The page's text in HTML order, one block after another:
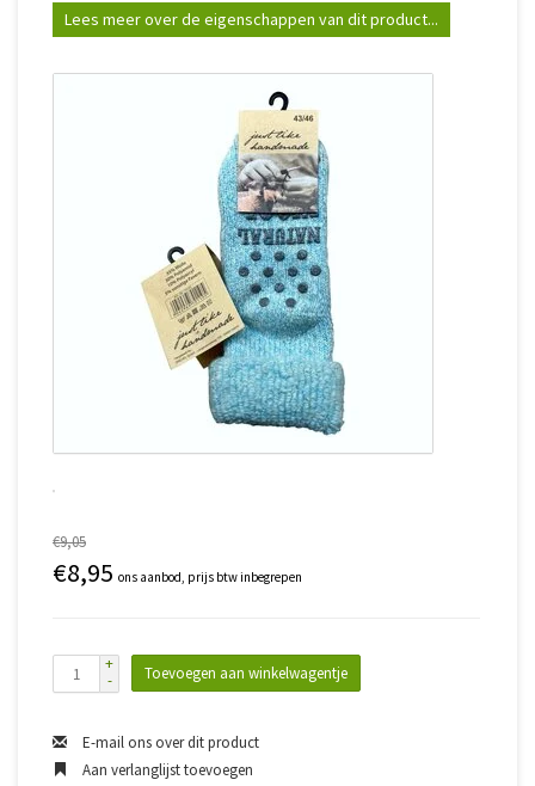
Lees meer over de eigenschappen van dit product...
€9,05
€8,95 ons aanbod, prijs btw inbegrepen
+
-
Toevoegen aan winkelwagentje
E-mail ons over dit product
Aan verlanglijst toevoegen